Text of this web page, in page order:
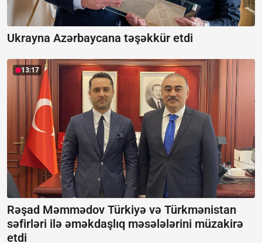
Ukrayna Azərbaycana təşəkkür etdi
13:17
Rəşad Məmmədov Türkiyə və Türkmənistan
səfirləri ilə əməkdaşlıq məsələlərini müzakirə
etdi